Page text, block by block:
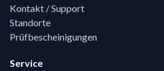
Kontakt / Support
Standorte
Prüfbescheinigungen
Service